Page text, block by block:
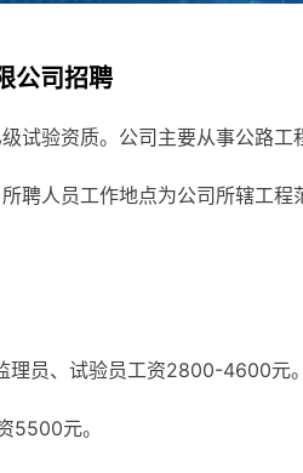
公司招聘
试验资质。公司主要从事公路
聘人员工作地点为公司所辖工
理员、试验员工资2800-4600元。
5500元。